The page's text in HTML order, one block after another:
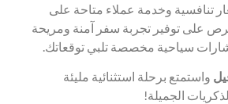
تنافسية وخدمة عملاء متاحة على
على توفير تجربة سفر آمنة ومريحة
سياحية مخصصة تلبي توقعاتك.
واستمتع برحلة استثنائية مليئة
الجميلة!